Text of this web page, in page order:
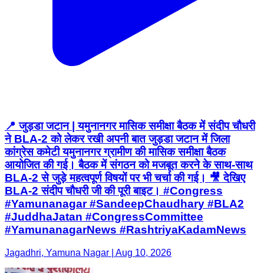
📍 जुड़डा जटान | यमुनानगर मासिक समीक्षा बैठक में संदीप चौधरी
ने BLA-2 को लेकर रखी अपनी बात जुड़डा जटान में जिला
कांग्रेस कमेटी यमुनानगर ग्रामीण की मासिक समीक्षा बैठक
आयोजित की गई। बैठक में संगठन को मजबूत करने के साथ-साथ
BLA-2 से जुड़े महत्वपूर्ण विषयों पर भी चर्चा की गई। 🎥 देखिए
BLA-2 संदीप चौधरी जी की पूरी बाइट। #Congress
#Yamunanagar #SandeepChaudhary #BLA2
#JuddhaJatan #CongressCommittee
#YamunanagarNews #RashtriyaKadamNews
Jagadhri, Yamuna Nagar | Aug 10, 2026